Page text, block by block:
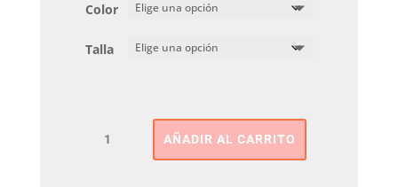
Color
Talla
AÑADIR AL CARRITO